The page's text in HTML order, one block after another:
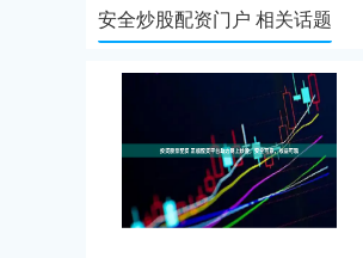
安全炒股配资门户 相关话题